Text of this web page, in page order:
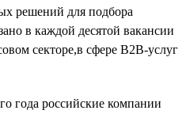
решений для подбора
в каждой десятой вакансии
секторе,в сфере B2B-услуг
года российские компании